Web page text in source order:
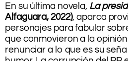
En su última novela, La
Alfaguara, 2022), aparca
personajes para fabular
que conmovieron a la
renunciar a lo que es su